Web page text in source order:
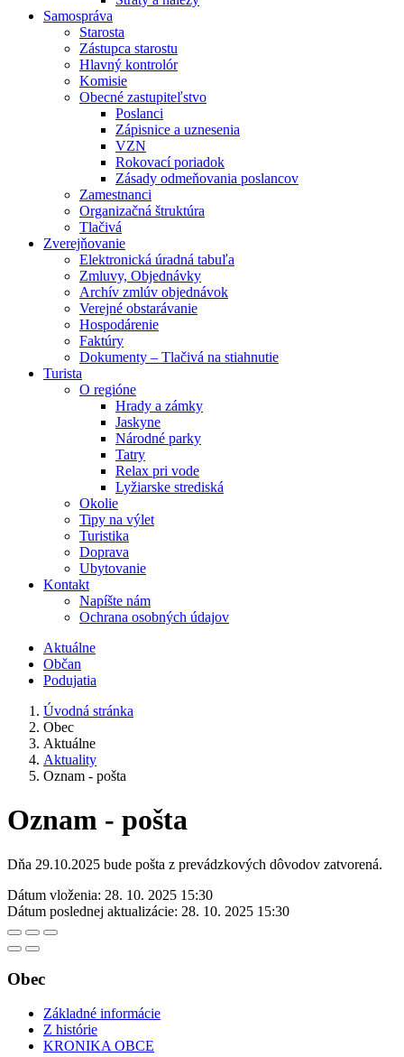
Samospráva
Starosta
Zástupca starostu
Hlavný kontrolór
Komisie
Obecné zastupiteľstvo
Poslanci
Zápisnice a uznesenia
VZN
Rokovací poriadok
Zásady odmeňovania poslancov
Zamestnanci
Organizačná štruktúra
Tlačivá
Zverejňovanie
Elektronická úradná tabuľa
Zmluvy, Objednávky
Archív zmlúv objednávok
Verejné obstarávanie
Hospodárenie
Faktúry
Dokumenty – Tlačivá na stiahnutie
Turista
O regióne
Hrady a zámky
Jaskyne
Národné parky
Tatry
Relax pri vode
Lyžiarske strediská
Okolie
Tipy na výlet
Turistika
Doprava
Ubytovanie
Kontakt
Napíšte nám
Ochrana osobných údajov
Aktuálne
Občan
Podujatia
Úvodná stránka
Obec
Aktuálne
Aktuality
Oznam - pošta
Oznam - pošta
Dňa 29.10.2025 bude pošta z prevádzkových dôvodov zatvorená.
Dátum vloženia: 28. 10. 2025 15:30
Dátum poslednej aktualizácie: 28. 10. 2025 15:30
Obec
Základné informácie
Z histórie
KRONIKA OBCE